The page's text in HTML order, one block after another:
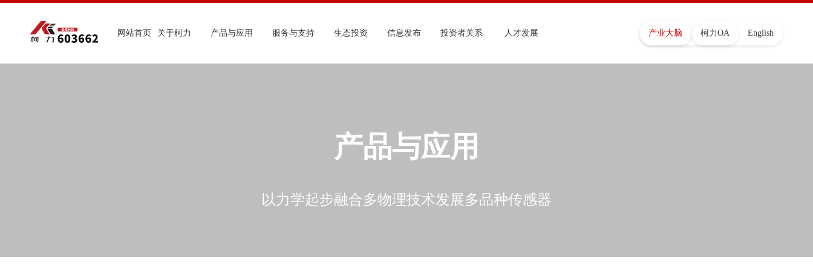
网站首页 关于柯力 产品与应用 服务与支持 生态投资 信息发布 投资者关系 人才发展 产业大脑 柯力OA English
产品与应用
以力学起步融合多物理技术发展多品种传感器